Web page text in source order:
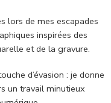
lors de mes escapades
inspirées des
et de la gravure.
d’évasion : je donne
un travail minutieux